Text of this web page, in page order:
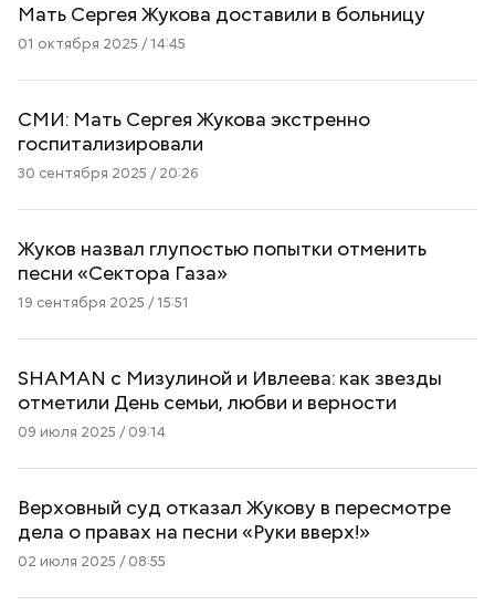
Мать Сергея Жукова доставили в больницу
01 октября 2025 / 14:45
СМИ: Мать Сергея Жукова экстренно
госпитализировали
30 сентября 2025 / 20:26
Жуков назвал глупостью попытки отменить
песни «Сектора Газа»
19 сентября 2025 / 15:51
SHAMAN с Мизулиной и Ивлеева: как звезды
отметили День семьи, любви и верности
09 июля 2025 / 09:14
Верховный суд отказал Жукову в пересмотре
дела о правах на песни «Руки вверх!»
02 июля 2025 / 08:55